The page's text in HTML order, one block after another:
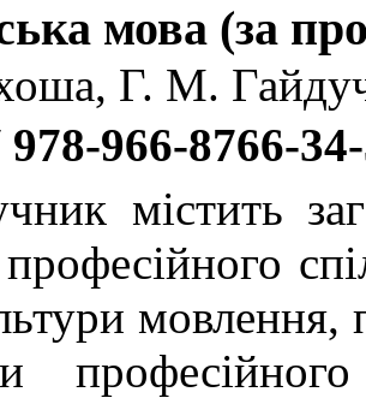
мова (за
Г. М.
966-8766-
містить
мовлення,